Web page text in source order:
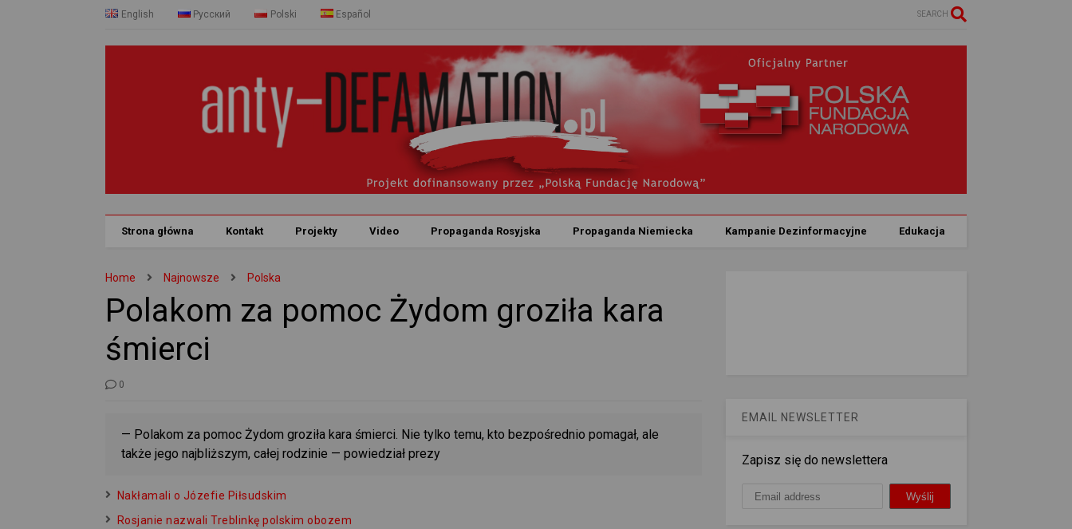
English Русский Polski Español SEARCH
Strona główna Kontakt Projekty Video Propaganda Rosyjska Propaganda Niemiecka Kampanie Dezinformacyjne Edukacja
Home Najnowsze Polska
Polakom za pomoc Żydom groziła kara
śmierci
0
— Polakom za pomoc Żydom groziła kara śmierci. Nie tylko temu, kto bezpośrednio pomagał, ale
także jego najbliższym, całej rodzinie — powiedział prezy
Nakłamali o Józefie Piłsudskim
Rosjanie nazwali Treblinkę polskim obozem
EMAIL NEWSLETTER
Zapisz się do newslettera